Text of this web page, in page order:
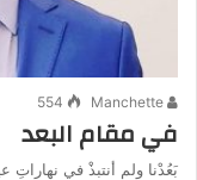
554
في مقام البعد
بَعُدْنا ولم أنتبذْ في